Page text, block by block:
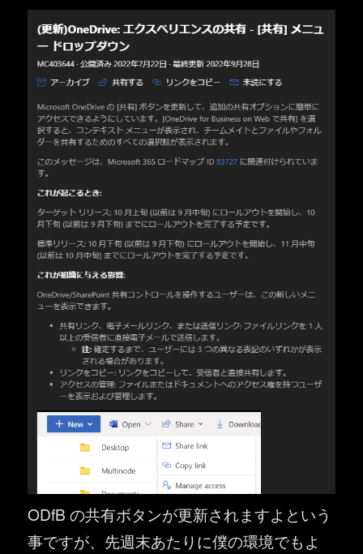
ODfB の共有ボタンが更新されますよという
事ですが、先週末あたりに僕の環境でもよ